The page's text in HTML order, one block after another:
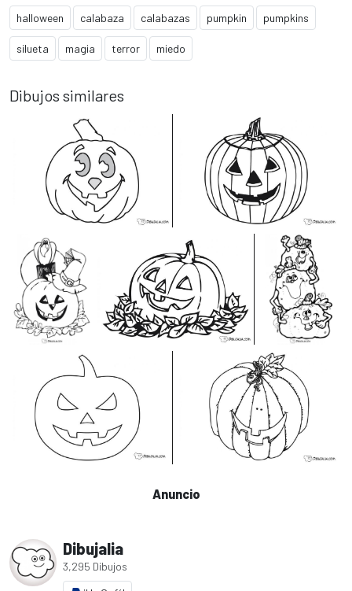
halloween calabaza calabazas pumpkin pumpkins
silueta magia terror miedo
Dibujos similares
Anuncio
Dibujalia
3,295 Dibujos